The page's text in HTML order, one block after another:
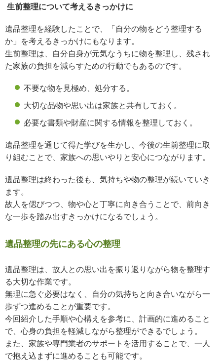
生前整理について考えるきっかけに
遺品整理を経験したことで、「自分の物をどう整理する
か」を考えるきっかけにもなります。
生前整理は、自分自身が元気なうちに物を整理し、残され
た家族の負担を減らすための行動でもあるのです。
不要な物を見極め、処分する。
大切な品物や思い出は家族と共有しておく。
必要な書類や財産に関する情報を整理しておく。
遺品整理を通じて得た学びを生かし、今後の生前整理に取
り組むことで、家族への思いやりと安心につながります。
遺品整理は終わった後も、気持ちや物の整理が続いていき
ます。
故人を偲びつつ、物や心と丁寧に向き合うことで、前向き
な一歩を踏み出すきっかけになるでしょう。
遺品整理の先にある心の整理
遺品整理は、故人との思い出を振り返りながら物を整理す
る大切な作業です。
無理に急ぐ必要はなく、自分の気持ちと向き合いながら一
歩ずつ進めることが重要です。
今回紹介した手順や心構えを参考に、計画的に進めること
で、心身の負担を軽減しながら整理ができるでしょう。
また、家族や専門業者のサポートを活用することで、一人
で抱え込まずに進めることも可能です。